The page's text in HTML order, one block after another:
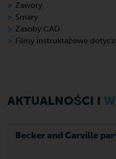
Zawory
Smary
Zasoby CAD
Filmy instruktażowe
AKTUALNOŚCI I
Referencje klienta: